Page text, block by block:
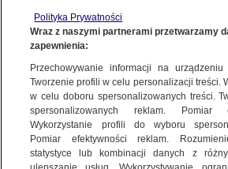
FAKTY | ZOBACZ FAKTY
Pijany kierowca zadzwonił na policję, żeby go
stanie upojenia
FAKTY O ŚWIECIE
WIĘCEJ
KANAŁY
Polityka Prywatności
Wraz z naszymi partnerami przetwarzamy
zapewnienia:
Przechowywanie informacji na
Tworzenie profili w celu personalizacji treści.
w celu doboru spersonalizowanych treści.
spersonalizowanych reklam. Pomiar
Wykorzystanie profili do wyboru
Pomiar efektywności reklam.
statystyce lub kombinacji danych z